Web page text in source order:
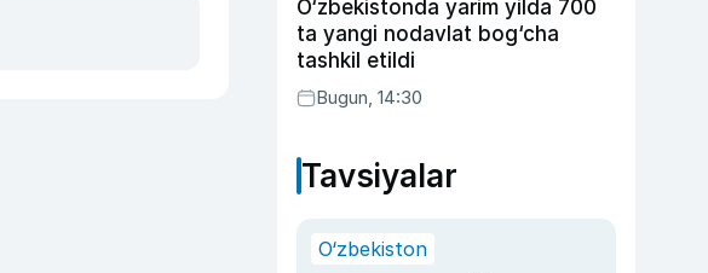
O‘zbekistonda yarim yilda 700
ta yangi nodavlat bog‘cha
tashkil etildi
Bugun, 14:30
Tavsiyalar
O‘zbekiston